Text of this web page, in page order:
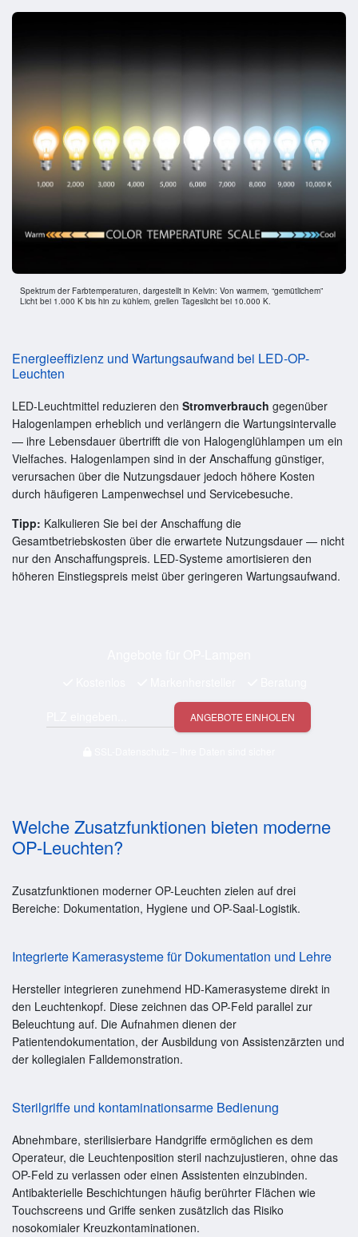
Spektrum der Farbtemperaturen, dargestellt in Kelvin: Von warmem, “gemütlichem”
Licht bei 1.000 K bis hin zu kühlem, grellen Tageslicht bei 10.000 K.
Energieeffizienz und Wartungsaufwand bei LED-OP-
Leuchten
LED-Leuchtmittel reduzieren den Stromverbrauch gegenüber
Halogenlampen erheblich und verlängern die Wartungsintervalle
— ihre Lebensdauer übertrifft die von Halogenglühlampen um ein
Vielfaches. Halogenlampen sind in der Anschaffung günstiger,
verursachen über die Nutzungsdauer jedoch höhere Kosten
durch häufigeren Lampenwechsel und Servicebesuche.
Tipp: Kalkulieren Sie bei der Anschaffung die
Gesamtbetriebskosten über die erwartete Nutzungsdauer — nicht
nur den Anschaffungspreis. LED-Systeme amortisieren den
höheren Einstiegspreis meist über geringeren Wartungsaufwand.
ANGEBOTE EINHOLEN
Welche Zusatzfunktionen bieten moderne
OP-Leuchten?
Zusatzfunktionen moderner OP-Leuchten zielen auf drei
Bereiche: Dokumentation, Hygiene und OP-Saal-Logistik.
Integrierte Kamerasysteme für Dokumentation und Lehre
Hersteller integrieren zunehmend HD-Kamerasysteme direkt in
den Leuchtenkopf. Diese zeichnen das OP-Feld parallel zur
Beleuchtung auf. Die Aufnahmen dienen der
Patientendokumentation, der Ausbildung von Assistenzärzten und
der kollegialen Falldemonstration.
Sterilgriffe und kontaminationsarme Bedienung
Abnehmbare, sterilisierbare Handgriffe ermöglichen es dem
Operateur, die Leuchtenposition steril nachzujustieren, ohne das
OP-Feld zu verlassen oder einen Assistenten einzubinden.
Antibakterielle Beschichtungen häufig berührter Flächen wie
Touchscreens und Griffe senken zusätzlich das Risiko
nosokomialer Kreuzkontaminationen.